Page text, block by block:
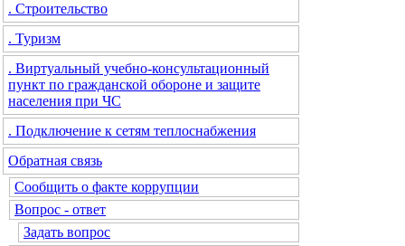
. Строительство
. Туризм
. Виртуальный учебно-консультационный
пункт по гражданской обороне и защите
населения при ЧС
. Подключение к сетям теплоснабжения
Обратная связь
Сообщить о факте коррупции
Вопрос - ответ
Задать вопрос